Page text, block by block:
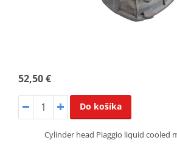
52,50 €
Do košíka
Cylinder head Piaggio liquid cooled